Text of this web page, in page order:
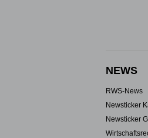
NEWS
RWS-News
Newsticker
Newsticker